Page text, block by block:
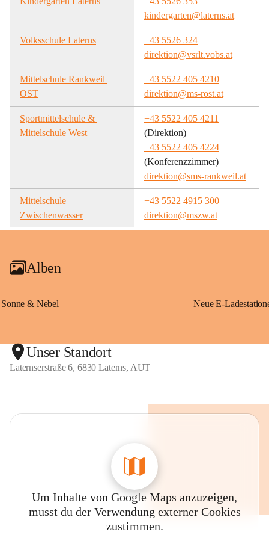
kindergarten@laterns.at
Volksschule Laterns
+43 5526 324
direktion@vsrlt.vobs.at
Mittelschule Rankweil
OST
+43 5522 405 4210
direktion@ms-rost.at
Sportmittelschule &
Mittelschule West
+43 5522 405 4211
(Direktion)
+43 5522 405 4224
(Konferenzzimmer)
direktion@sms-rankweil.at
Mittelschule
Zwischenwasser
+43 5522 4915 300
direktion@mszw.at
Alben
Sonne & Nebel
Unser Standort
Laternserstraße 6, 6830 Laterns, AUT
Um Inhalte von Google Maps anzuzeigen,
musst du der Verwendung externer Cookies
zustimmen.